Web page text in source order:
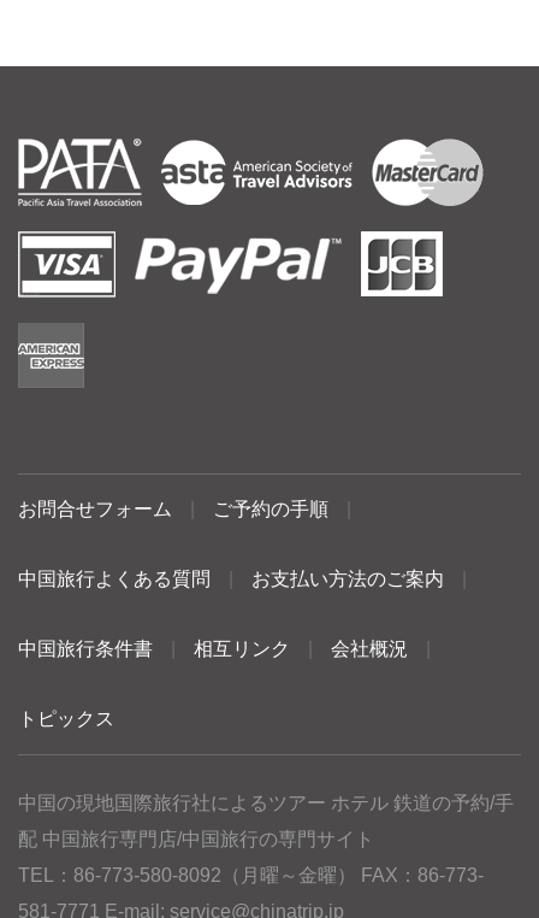
お問合せフォーム ご予約の手順
中国旅行よくある質問 お支払い方法のご案内
中国旅行条件書 相互リンク 会社概況
トピックス
中国の現地国際旅行社によるツアー ホテル 鉄道の予約/手
配 中国旅行専門店/中国旅行の専門サイト
TEL：86-773-580-8092（月曜～金曜） FAX：86-773-
581-7771 E-mail: service@chinatrip.jp